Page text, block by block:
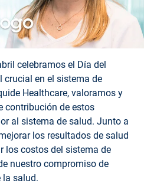
celebramos el Día del
crucial en el sistema de
Healthcare, valoramos y
contribución de estos
al sistema de salud. Junto a
los resultados de salud
los costos del sistema de
nuestro compromiso de
la salud.